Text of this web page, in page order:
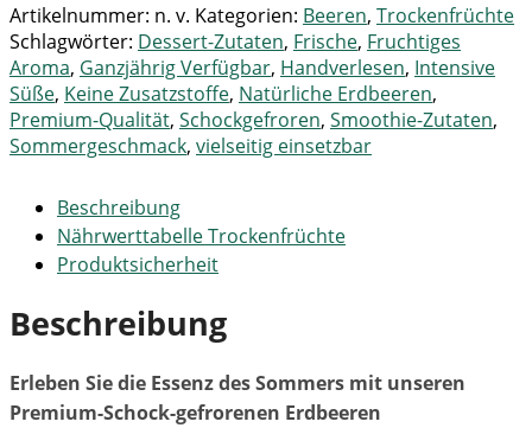
Artikelnummer: n. v. Kategorien: Beeren, Trockenfrüchte
Schlagwörter: Dessert-Zutaten, Frische, Fruchtiges
Aroma, Ganzjährig Verfügbar, Handverlesen, Intensive
Süße, Keine Zusatzstoffe, Natürliche Erdbeeren,
Premium-Qualität, Schockgefroren, Smoothie-Zutaten,
Sommergeschmack, vielseitig einsetzbar
Beschreibung
Nährwerttabelle Trockenfrüchte
Produktsicherheit
Beschreibung
Erleben Sie die Essenz des Sommers mit unseren
Premium-Schock-gefrorenen Erdbeeren